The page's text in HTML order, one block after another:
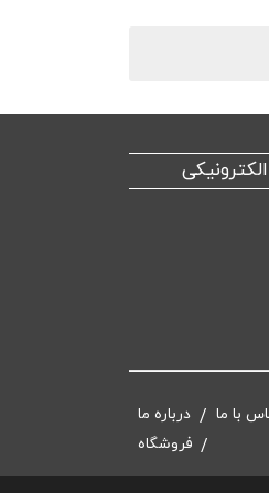
درباره ما با ما
فروشگاه